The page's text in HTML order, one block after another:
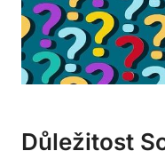
Důležitost